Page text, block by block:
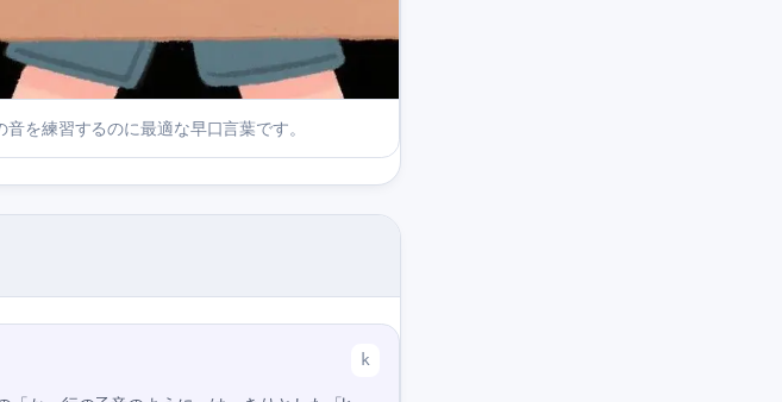
を練習するのに最適な早口言葉です。
k